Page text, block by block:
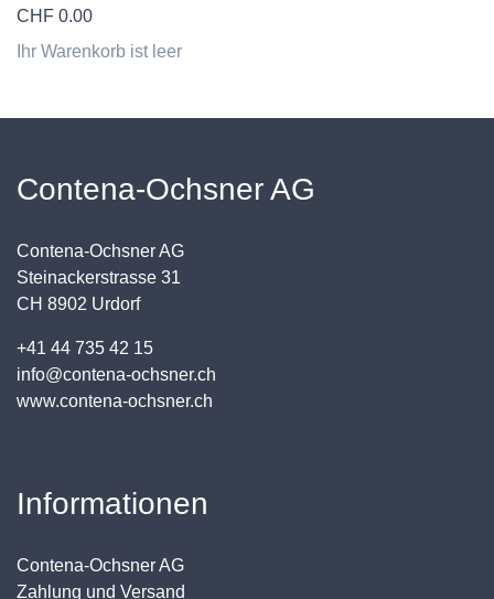
CHF 0.00
Ihr Warenkorb ist leer
Contena-Ochsner AG
Contena-Ochsner AG
Steinackerstrasse 31
CH 8902 Urdorf
+41 44 735 42 15
info@contena-ochsner.ch
www.contena-ochsner.ch
Informationen
Contena-Ochsner AG
Zahlung und Versand